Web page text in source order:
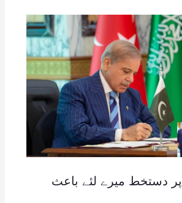
دستخط میرے لئے باعث